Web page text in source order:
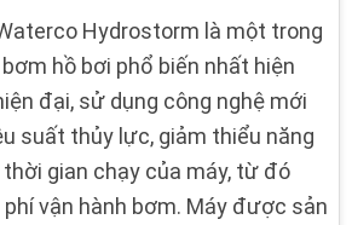
Hydrostorm là một trong
hồ bơi phổ biến nhất hiện
đại, sử dụng công nghệ mới
suất thủy lực, giảm thiểu năng
gian chạy của máy, từ đó
vận hành bơm. Máy được sản